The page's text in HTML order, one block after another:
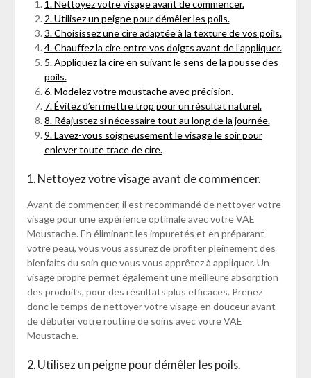
1. Nettoyez votre visage avant de commencer.
2. Utilisez un peigne pour démêler les poils.
3. Choisissez une cire adaptée à la texture de vos poils.
4. Chauffez la cire entre vos doigts avant de l’appliquer.
5. Appliquez la cire en suivant le sens de la pousse des
poils.
6. Modelez votre moustache avec précision.
7. Évitez d’en mettre trop pour un résultat naturel.
8. Réajustez si nécessaire tout au long de la journée.
9. Lavez-vous soigneusement le visage le soir pour
enlever toute trace de cire.
1. Nettoyez votre visage avant de commencer.
Avant de commencer, il est recommandé de nettoyer votre
visage pour une expérience optimale avec votre VAE
Moustache. En éliminant les impuretés et en préparant
votre peau, vous vous assurez de profiter pleinement des
bienfaits du soin que vous vous apprêtez à appliquer. Un
visage propre permet également une meilleure absorption
des produits, pour des résultats plus efficaces. Prenez
donc le temps de nettoyer votre visage en douceur avant
de débuter votre routine de soins avec votre VAE
Moustache.
2. Utilisez un peigne pour démêler les poils.